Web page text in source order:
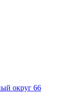
округ 66